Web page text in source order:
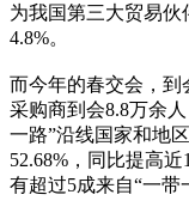
为我国第三大贸易伙
4.8%。
而今年的春交会，到
采购商到会8.8万余
一路”沿线国家和地
52.68%，同比提高
有超过5成来自“一带